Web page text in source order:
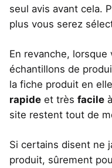
seul avis avant cela.
plus vous serez
En revanche,
échantillons de
la fiche produit en
rapide et très facile
site restent tout de
Si certains disent ne
produit, sûrement